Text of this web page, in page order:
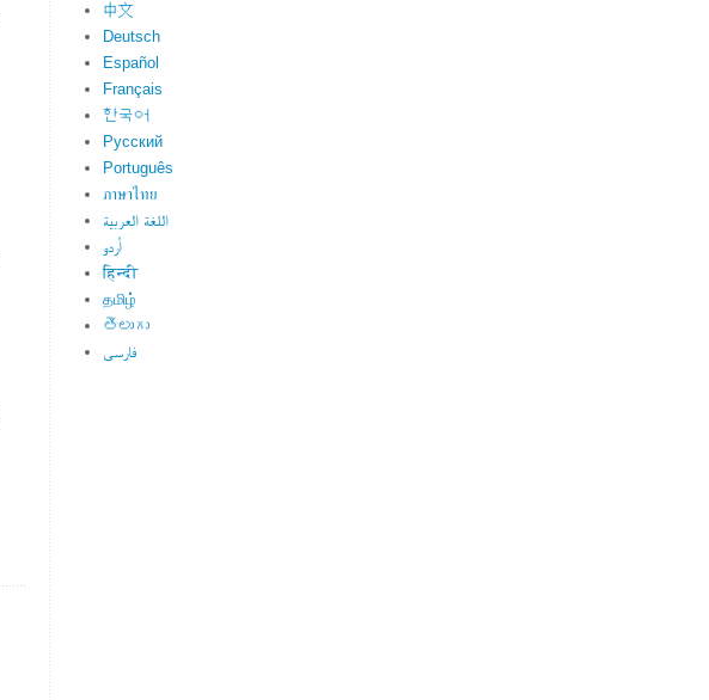
中文
Deutsch
Español
Français
한국어
Русский
Português
ภาษาไทย
اللغة العربية
اُردو
हिन्दी
தமிழ்
తెలుగు
فارسی